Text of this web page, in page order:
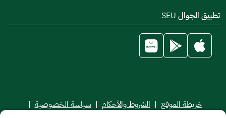
تطبيق الجوال SEU
خريطة الموقع | الشروط والأحكام | سياسة الخصوصية |